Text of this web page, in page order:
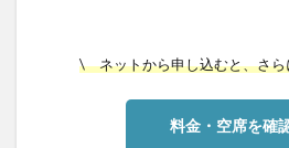
\ ネットから申し込むと、さ
料金・空席を確